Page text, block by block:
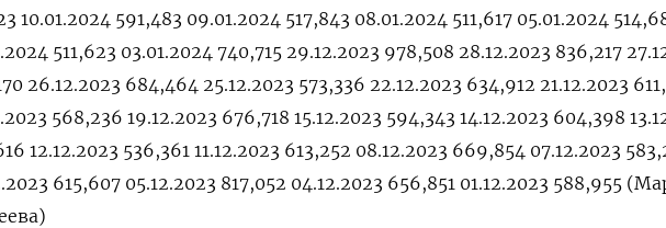
10.01.2024 591,483 09.01.2024 517,843 08.01.2024 511,617 05.01.2024
511,623 03.01.2024 740,715 29.12.2023 978,508 28.12.2023 836,217
26.12.2023 684,464 25.12.2023 573,336 22.12.2023 634,912 21.12.2023
568,236 19.12.2023 676,718 15.12.2023 594,343 14.12.2023 604,398
12.12.2023 536,361 11.12.2023 613,252 08.12.2023 669,854 07.12.2023
615,607 05.12.2023 817,052 04.12.2023 656,851 01.12.2023 588,955